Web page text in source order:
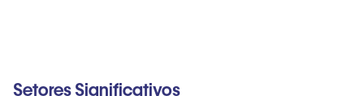
Setores Significativos